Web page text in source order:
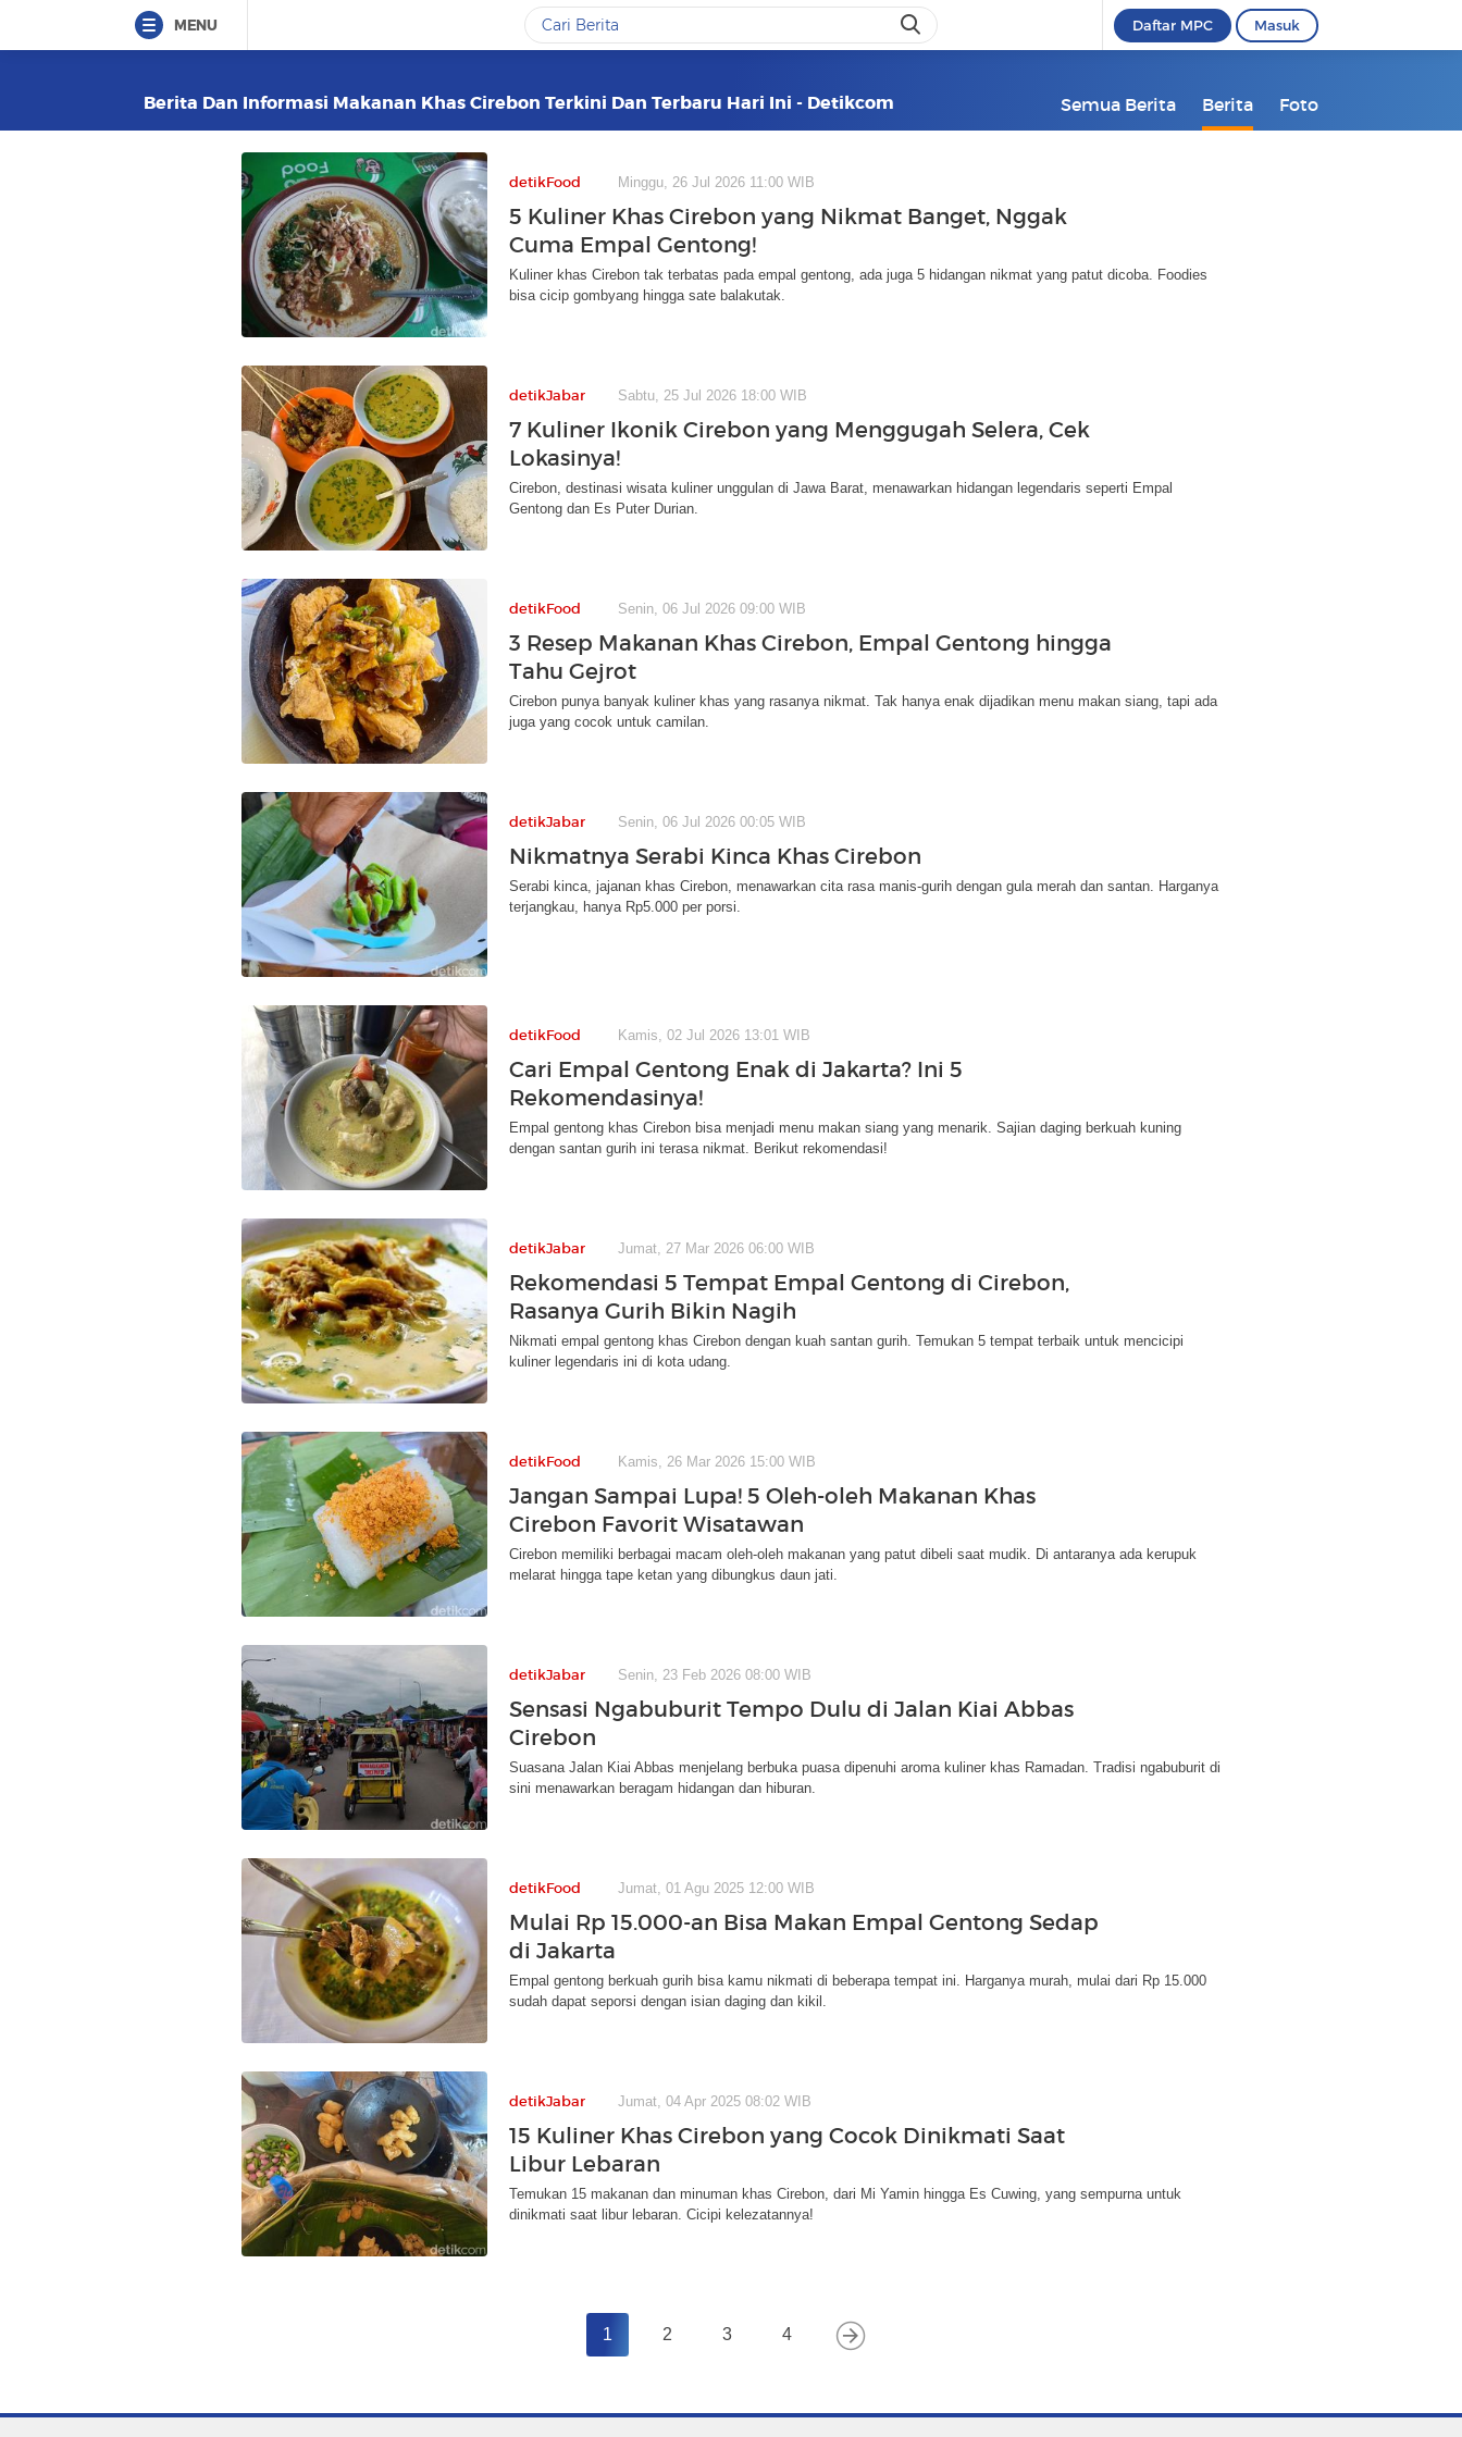
MENU Daftar MPC Masuk
Berita Dan Informasi Makanan Khas Cirebon Terkini Dan Terbaru Hari Ini - Detikcom Semua Berita Berita Foto
detikFood Minggu, 26 Jul 2026 11:00 WIB
5 Kuliner Khas Cirebon yang Nikmat Banget, Nggak
Cuma Empal Gentong!
Kuliner khas Cirebon tak terbatas pada empal gentong, ada juga 5 hidangan nikmat yang patut dicoba. Foodies
bisa cicip gombyang hingga sate balakutak.
detikJabar Sabtu, 25 Jul 2026 18:00 WIB
7 Kuliner Ikonik Cirebon yang Menggugah Selera, Cek
Lokasinya!
Cirebon, destinasi wisata kuliner unggulan di Jawa Barat, menawarkan hidangan legendaris seperti Empal
Gentong dan Es Puter Durian.
detikFood Senin, 06 Jul 2026 09:00 WIB
3 Resep Makanan Khas Cirebon, Empal Gentong hingga
Tahu Gejrot
Cirebon punya banyak kuliner khas yang rasanya nikmat. Tak hanya enak dijadikan menu makan siang, tapi ada
juga yang cocok untuk camilan.
detikJabar Senin, 06 Jul 2026 00:05 WIB
Nikmatnya Serabi Kinca Khas Cirebon
Serabi kinca, jajanan khas Cirebon, menawarkan cita rasa manis-gurih dengan gula merah dan santan. Harganya
terjangkau, hanya Rp5.000 per porsi.
detikFood Kamis, 02 Jul 2026 13:01 WIB
Cari Empal Gentong Enak di Jakarta? Ini 5
Rekomendasinya!
Empal gentong khas Cirebon bisa menjadi menu makan siang yang menarik. Sajian daging berkuah kuning
dengan santan gurih ini terasa nikmat. Berikut rekomendasi!
detikJabar Jumat, 27 Mar 2026 06:00 WIB
Rekomendasi 5 Tempat Empal Gentong di Cirebon,
Rasanya Gurih Bikin Nagih
Nikmati empal gentong khas Cirebon dengan kuah santan gurih. Temukan 5 tempat terbaik untuk mencicipi
kuliner legendaris ini di kota udang.
detikFood Kamis, 26 Mar 2026 15:00 WIB
Jangan Sampai Lupa! 5 Oleh-oleh Makanan Khas
Cirebon Favorit Wisatawan
Cirebon memiliki berbagai macam oleh-oleh makanan yang patut dibeli saat mudik. Di antaranya ada kerupuk
melarat hingga tape ketan yang dibungkus daun jati.
detikJabar Senin, 23 Feb 2026 08:00 WIB
Sensasi Ngabuburit Tempo Dulu di Jalan Kiai Abbas
Cirebon
Suasana Jalan Kiai Abbas menjelang berbuka puasa dipenuhi aroma kuliner khas Ramadan. Tradisi ngabuburit di
sini menawarkan beragam hidangan dan hiburan.
detikFood Jumat, 01 Agu 2025 12:00 WIB
Mulai Rp 15.000-an Bisa Makan Empal Gentong Sedap
di Jakarta
Empal gentong berkuah gurih bisa kamu nikmati di beberapa tempat ini. Harganya murah, mulai dari Rp 15.000
sudah dapat seporsi dengan isian daging dan kikil.
detikJabar Jumat, 04 Apr 2025 08:02 WIB
15 Kuliner Khas Cirebon yang Cocok Dinikmati Saat
Libur Lebaran
Temukan 15 makanan dan minuman khas Cirebon, dari Mi Yamin hingga Es Cuwing, yang sempurna untuk
dinikmati saat libur lebaran. Cicipi kelezatannya!
1 2 3 4